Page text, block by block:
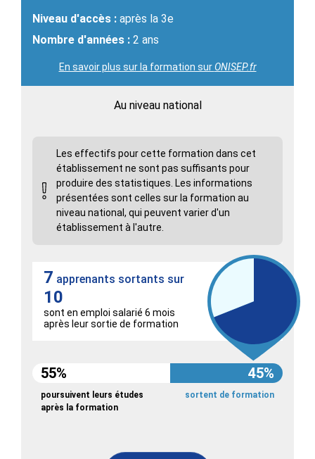
Niveau d'accès : après la 3e
Nombre d'années : 2 ans
En savoir plus sur la formation surONISEP.fr
Au niveau national
Les effectifs pour cette formation dans cet
établissement ne sont pas suffisants pour
produire des statistiques. Les informations
présentées sont celles sur la formation au
niveau national, qui peuvent varier d'un
établissement à l'autre.
7 apprenants sortants sur
10
sont en emploi salarié 6 mois
après leur sortie de formation
55% 45%
poursuivent leurs études
après la formation
sortent de formation